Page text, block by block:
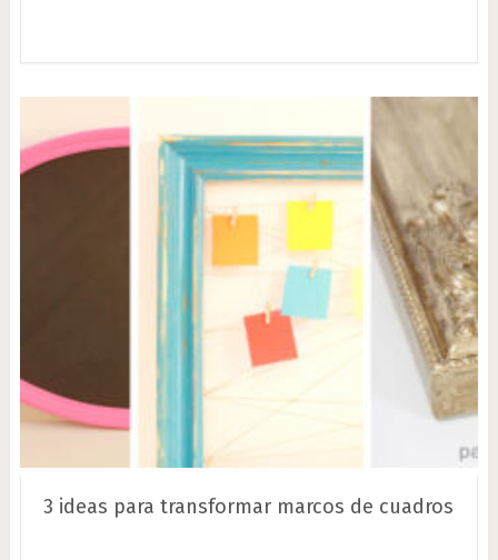
3 ideas para transformar marcos de cuadros